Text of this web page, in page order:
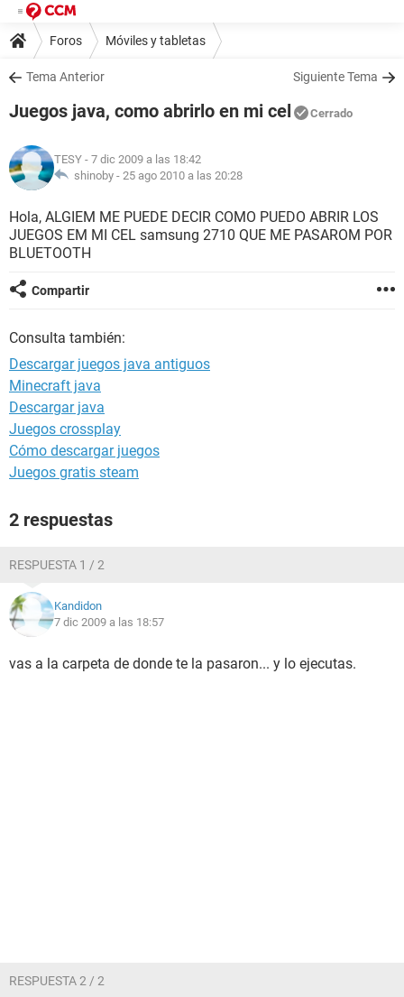
Foros Móviles y tabletas
Tema Anterior Siguiente Tema
Juegos java, como abrirlo en mi cel Cerrado
TESY - 7 dic 2009 a las 18:42
shinoby - 25 ago 2010 a las 20:28
Hola, ALGIEM ME PUEDE DECIR COMO PUEDO ABRIR LOS
JUEGOS EM MI CEL samsung 2710 QUE ME PASAROM POR
BLUETOOTH
Compartir
Consulta también:
Descargar juegos java antiguos
Minecraft java
Descargar java
Juegos crossplay
Cómo descargar juegos
Juegos gratis steam
2 respuestas
RESPUESTA 1 / 2
Kandidon
7 dic 2009 a las 18:57
vas a la carpeta de donde te la pasaron... y lo ejecutas.
RESPUESTA 2 / 2